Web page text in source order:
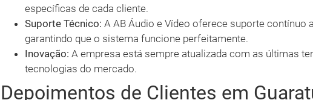
específicas de cada cliente.
Suporte Técnico: A AB Áudio e Vídeo oferece suporte contínuo
garantindo que o sistema funcione perfeitamente.
Inovação: A empresa está sempre atualizada com as últimas
tecnologias do mercado.
Depoimentos de Clientes em